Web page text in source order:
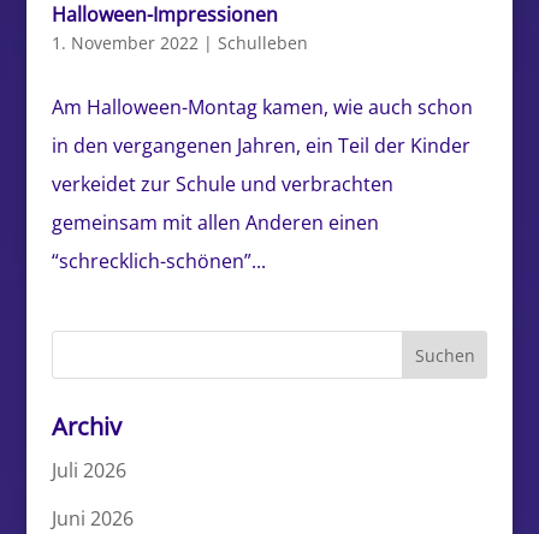
Halloween-Impressionen
1. November 2022| Schulleben
Am Halloween-Montag kamen, wie auch schon
in den vergangenen Jahren, ein Teil der Kinder
verkeidet zur Schule und verbrachten
gemeinsam mit allen Anderen einen
“schrecklich-schönen”...
Archiv
Juli 2026
Juni 2026